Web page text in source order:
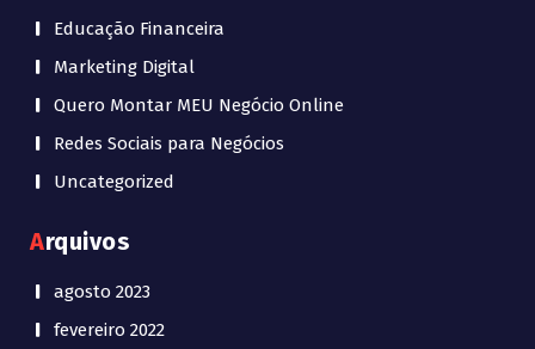
Educação Financeira
Marketing Digital
Quero Montar MEU Negócio Online
Redes Sociais para Negócios
Uncategorized
Arquivos
agosto 2023
fevereiro 2022